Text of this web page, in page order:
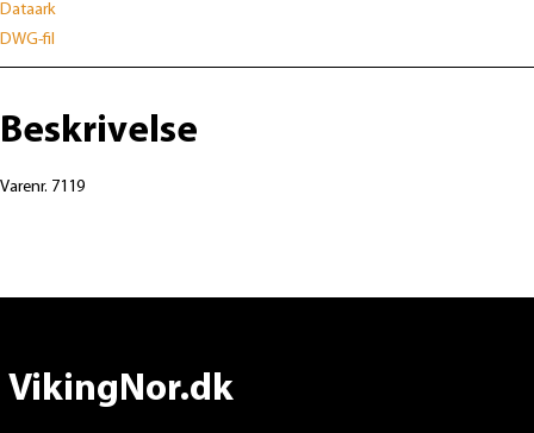
Dataark
DWG-fil
Beskrivelse
Varenr. 7119
VikingNor.dk